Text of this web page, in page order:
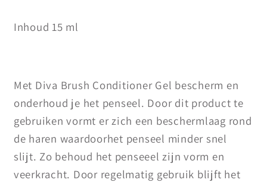
Inhoud 15 ml
Met Diva Brush Conditioner Gel bescherm en
onderhoud je het penseel. Door dit product te
gebruiken vormt er zich een beschermlaag rond
de haren waardoorhet penseel minder snel
slijt. Zo behoud het penseeel zijn vorm en
veerkracht. Door regelmatig gebruik blijft het